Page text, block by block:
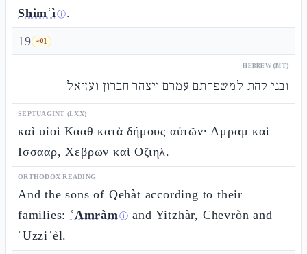
Shimʿìⓘ.
19 🗝️1
HEBREW (MT)
ובני קהת למשפחתם עמרם ויצהר חברון ועזיאל
SEPTUAGINT (LXX)
καὶ υἱοὶ Κααθ κατὰ δήμους αὐτῶν· Αμραμ καὶ
Ισσααρ, Χεβρων καὶ Οζιηλ.
ORTHODOX READING
And the sons of Qehàt according to their
families: ʿAmràmⓘ and Yitzhàr, Chevròn and
ʿUzziʾèl.